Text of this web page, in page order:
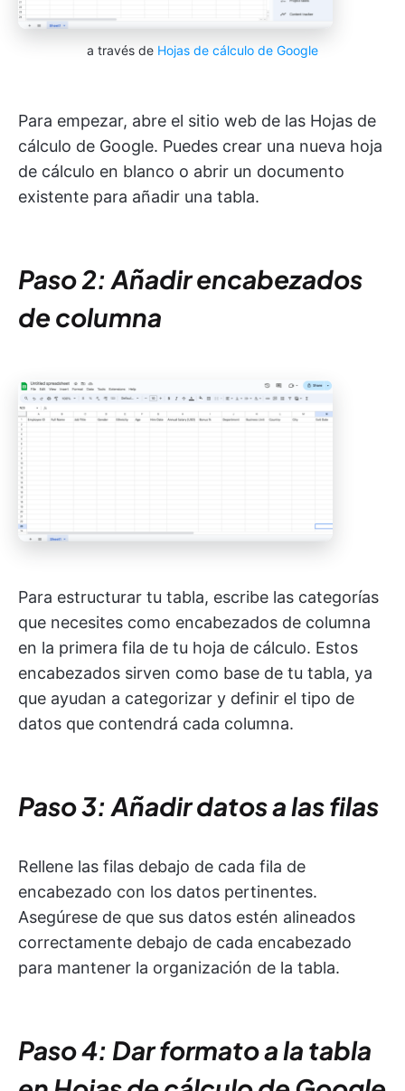
a través de Hojas de cálculo de Google
Para empezar, abre el sitio web de las Hojas de
cálculo de Google. Puedes crear una nueva hoja
de cálculo en blanco o abrir un documento
existente para añadir una tabla.
Paso 2: Añadir encabezados
de columna
Para estructurar tu tabla, escribe las categorías
que necesites como encabezados de columna
en la primera fila de tu hoja de cálculo. Estos
encabezados sirven como base de tu tabla, ya
que ayudan a categorizar y definir el tipo de
datos que contendrá cada columna.
Paso 3: Añadir datos a las filas
Rellene las filas debajo de cada fila de
encabezado con los datos pertinentes.
Asegúrese de que sus datos estén alineados
correctamente debajo de cada encabezado
para mantener la organización de la tabla.
Paso 4: Dar formato a la tabla